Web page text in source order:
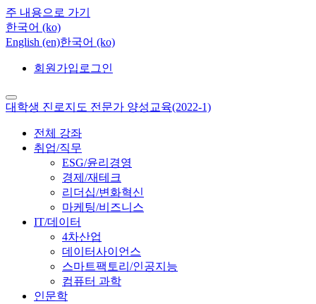
주 내용으로 가기
한국어 ‎(ko)‎
English ‎(en)‎한국어 ‎(ko)‎
회원가입 로그인
대학생 진로지도 전문가 양성교육(2022-1)
전체 강좌
취업/직무
ESG/윤리경영
경제/재테크
리더십/변화혁신
마케팅/비즈니스
IT/데이터
4차산업
데이터사이언스
스마트팩토리/인공지능
컴퓨터 과학
인문학